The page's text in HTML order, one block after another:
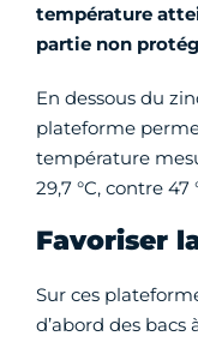
température
partie non
En dessous du
plateforme
température
29,7 °C, contre
Favoriser
Sur ces
d’abord des